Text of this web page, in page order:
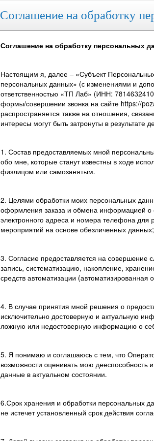
Соглашение на обработку
Соглашение на обработку персональных
Настоящим я, далее – «Субъект
персональных данных» (с изменениями и
ответственностью «ТП Лаб» (ИНН:
формы/совершении звонка на сайте https://
распространяется также на отношения,
интересы могут быть затронуты в результате
1. Состав предоставляемых мной
обо мне, которые станут известны в ходе
физлицом или самозанятым.
2. Целями обработки моих персональных
оформления заказа и обмена информацией о
электронного адреса и номера телефона для
мероприятий на основе обезличенных
3. Согласие предоставляется на
запись, систематизацию, накопление,
средств автоматизации (автоматизированная
4. В случае принятия мной решения о
исключительно достоверную и актуальную
ложную или недостоверную информацию о
5. Я понимаю и соглашаюсь с тем, что
возможности оценивать мою дееспособность
данные в актуальном состоянии.
6.Срок хранения и обработки персональных
не истечет установленный срок действия